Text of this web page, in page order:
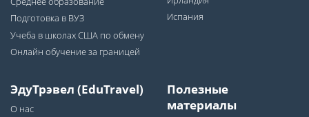
Подготовка в ВУЗ
Учеба в школах США по обмену
Онлайн обучение за границей
Испания
ЭдуТрэвел (EduTravel)
О нас
Полезные
материалы